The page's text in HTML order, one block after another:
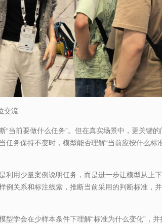
交流
当前要做什么任务”。但在真实场景中，更关键的
务保持不变时，模型能否理解“当前应按什么标
利用少量案例说明任务，而是进一步让模型从上
例关系和标注线索，推断当前采用的判断标准，
学会在少样本条件下理解“标准为什么变化”，并